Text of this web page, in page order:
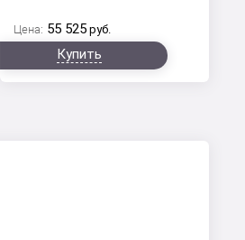
Цена: 55 525 руб.
Купить